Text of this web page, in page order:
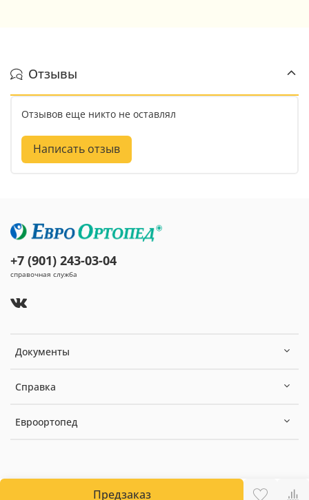
Предзаказ
Отзывы
Отзывов еще никто не оставлял
Написать отзыв
Документы
Справка
Евроортопед
+7 (901) 243-03-04
справочная служба